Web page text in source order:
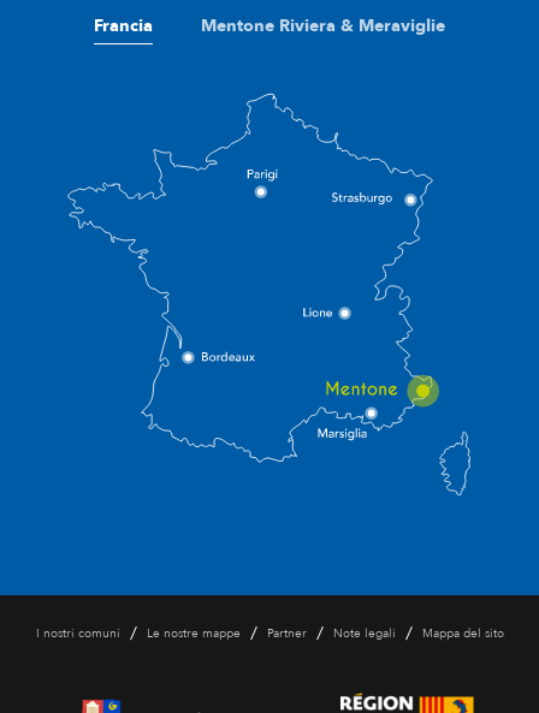
Francia Mentone Riviera & Meraviglie
I nostri comuni / Le nostre mappe / Partner / Note legali / Mappa del sito